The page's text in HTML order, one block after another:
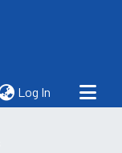
Log In (current)